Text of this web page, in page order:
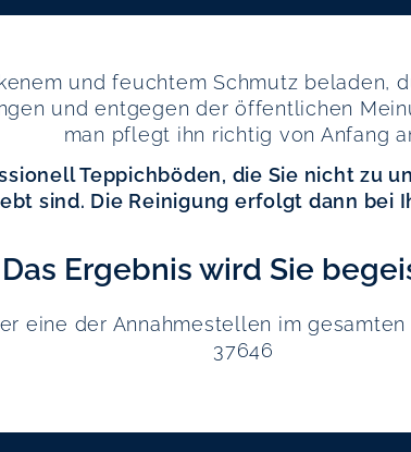
und feuchtem Schmutz beladen,
und entgegen der öffentlichen
man pflegt ihn richtig von Anfang
Teppichböden, die Sie nicht zu
sind. Die Reinigung erfolgt dann bei
Das Ergebnis wird Sie
eine der Annahmestellen im
37646